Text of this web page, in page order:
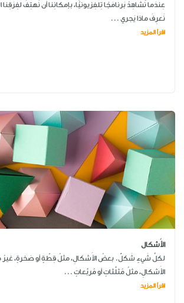
عِندَما نُشاهِدُ بَرنامَجًا تِلفِزيونيًّا، بإمكانِنا أن نَهتِفَ لفِرَقِنا
نَعرِفَ ماذا يَجري ...
اقرأ المزيد
الأَشكال
لكلِّ شَيءٍ شَكلٌ. بعضُ الأَشكالِ، مثلُ قِطّةٍ أو صَخرةٍ،
الأَشكالِ، مثلُ مُثلَّثاتٍ أو مُربَّعاتٍ ...
اقرأ المزيد